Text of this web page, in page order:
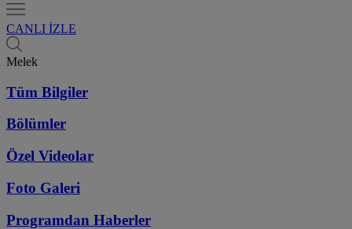
CANLI İZLE
Melek
Tüm Bilgiler
Bölümler
Özel Videolar
Foto Galeri
Programdan Haberler